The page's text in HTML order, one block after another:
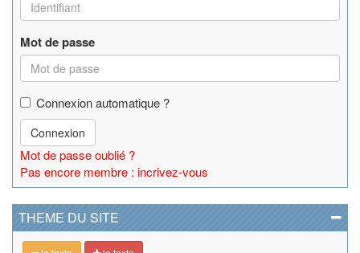
Mot de passe
Connexion automatique ?
Connexion
Mot de passe oublié ?
Pas encore membre : incrivez-vous
THEME DU SITE